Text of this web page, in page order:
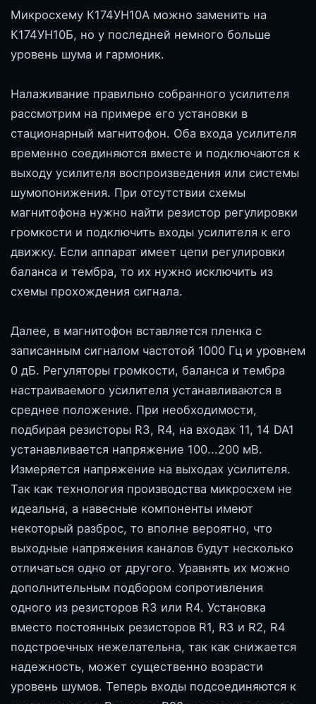
Микросхему К174УН10А можно заменить на
К174УН10Б, но у последней немного больше
уровень шума и гармоник.
Налаживание правильно собранного усилителя
рассмотрим на примере его установки в
стационарный магнитофон. Оба входа усилителя
временно соединяются вместе и подключаются к
выходу усилителя воспроизведения или системы
шумопонижения. При отсутствии схемы
магнитофона нужно найти резистор регулировки
громкости и подключить входы усилителя к его
движку. Если аппарат имеет цепи регулировки
баланса и тембра, то их нужно исключить из
схемы прохождения сигнала.
Далее, в магнитофон вставляется пленка с
записанным сигналом частотой 1000 Гц и уровнем
0 дБ. Регуляторы громкости, баланса и тембра
настраиваемого усилителя устанавливаются в
среднее положение. При необходимости,
подбирая резисторы R3, R4, на входах 11, 14 DA1
устанавливается напряжение 100...200 мВ.
Измеряется напряжение на выходах усилителя.
Так как технология производства микросхем не
идеальна, а навесные компоненты имеют
некоторый разброс, то вполне вероятно, что
выходные напряжения каналов будут несколько
отличаться одно от другого. Уравнять их можно
дополнительным подбором сопротивления
одного из резисторов R3 или R4. Установка
вместо постоянных резисторов R1, R3 и R2, R4
подстроечных нежелательна, так как снижается
надежность, может существенно возрасти
уровень шумов. Теперь входы подсоединяются к